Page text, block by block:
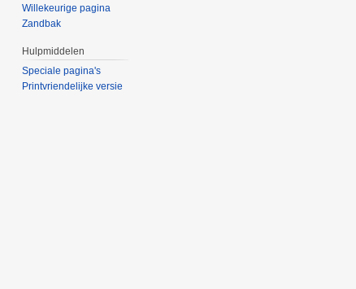
Willekeurige pagina
Zandbak
Hulpmiddelen
Speciale pagina's
Printvriendelijke versie